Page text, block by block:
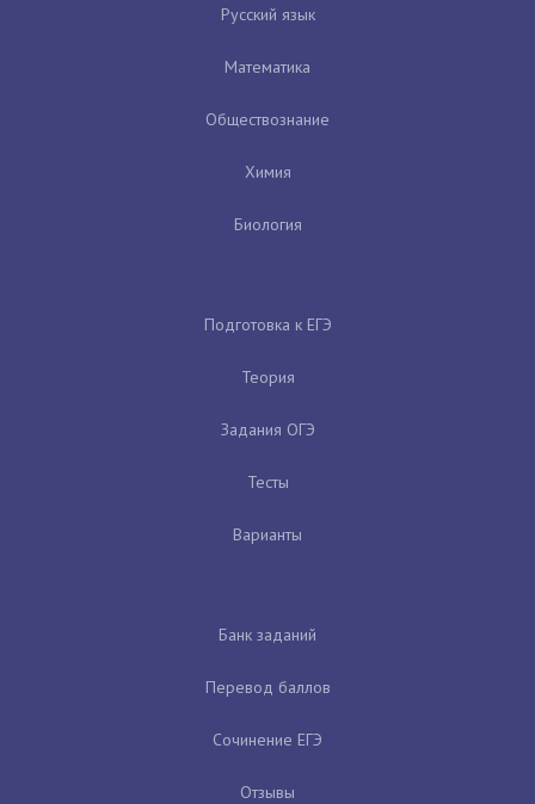
Русский язык
Математика
Обществознание
Химия
Биология
Подготовка к ЕГЭ
Теория
Задания ОГЭ
Тесты
Варианты
Банк заданий
Перевод баллов
Сочинение ЕГЭ
Отзывы